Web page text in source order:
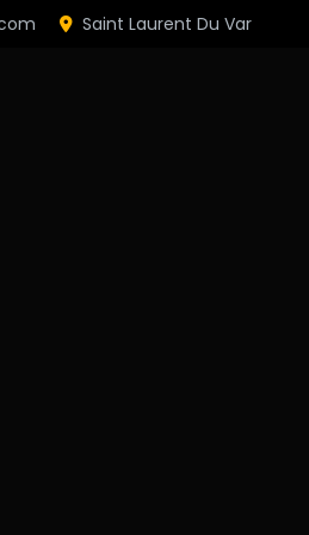
Saint Laurent Du Var